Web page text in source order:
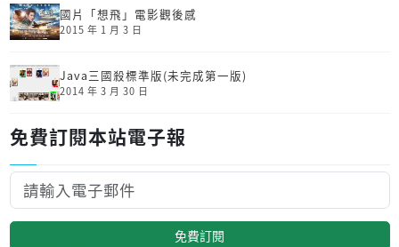
國片「想飛」電影觀後感
2015 年 1 月 3 日
Java三國殺標準版(未完成第一版)
2014 年 3 月 30 日
免費訂閱本站電子報
免費訂閱